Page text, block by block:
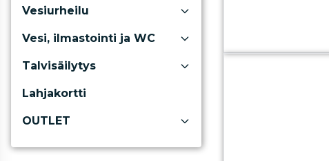
Vesiurheilu
Vesi, ilmastointi ja WC
Talvisäilytys
Lahjakortti
OUTLET